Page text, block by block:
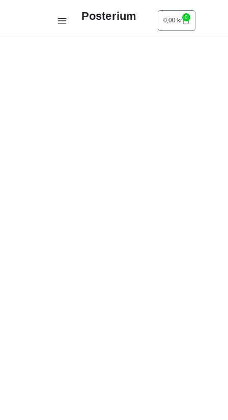
Posterium 0,00 kr 0